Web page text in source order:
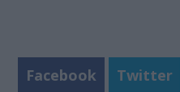
Facebook
Twitter